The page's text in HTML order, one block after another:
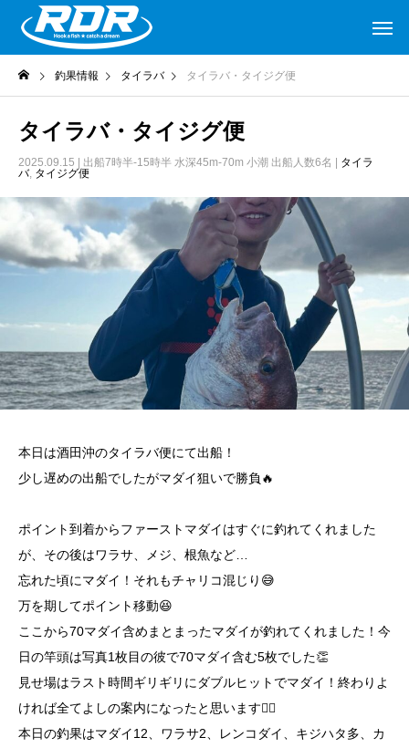
釣果情報 タイラバ タイラバ・タイジグ便
タイラバ・タイジグ便
2025.09.15 | 出船7時半-15時半 水深45m-70m 小潮 出船人数6名 | タイラ
バ, タイジグ便
本日は酒田沖のタイラバ便にて出船！
少し遅めの出船でしたがマダイ狙いで勝負🔥
ポイント到着からファーストマダイはすぐに釣れてくれました
が、その後はワラサ、メジ、根魚など…
忘れた頃にマダイ！それもチャリコ混じり😅
万を期してポイント移動😆
ここから70マダイ含めまとまったマダイが釣れてくれました！今
日の竿頭は写真1枚目の彼で70マダイ含む5枚でした👏
見せ場はラスト時間ギリギリにダブルヒットでマダイ！終わりよ
ければ全てよしの案内になったと思います🙆‍♂️
本日の釣果はマダイ12、ワラサ2、レンコダイ、キジハタ多、カ